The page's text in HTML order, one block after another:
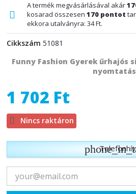
A termék megvásárlásával akár
kosarad összesen 170 pontot
ekkora utalványra: 34 Ft.
Cikkszám 51081
Funny Fashion Gyerek űrhajós
nyomtatás
1 702 Ft
 Nincs raktáron